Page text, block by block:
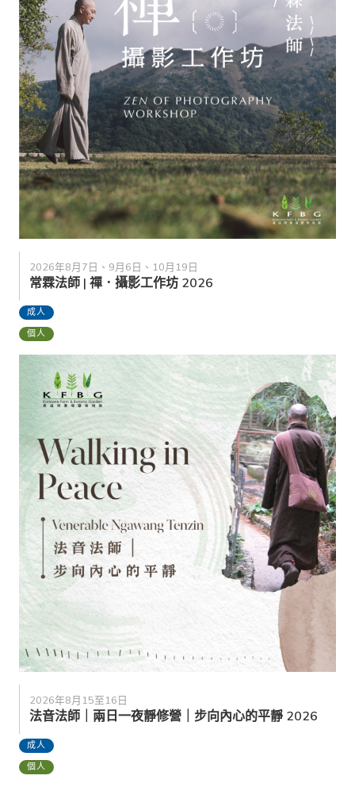
2026年8月7日、9月6日、10月19日
常霖法師 | 禪．攝影工作坊 2026
成人
個人
2026年8月15至16日
法音法師｜兩日一夜靜修營｜步向內心的平靜 2026
成人
個人